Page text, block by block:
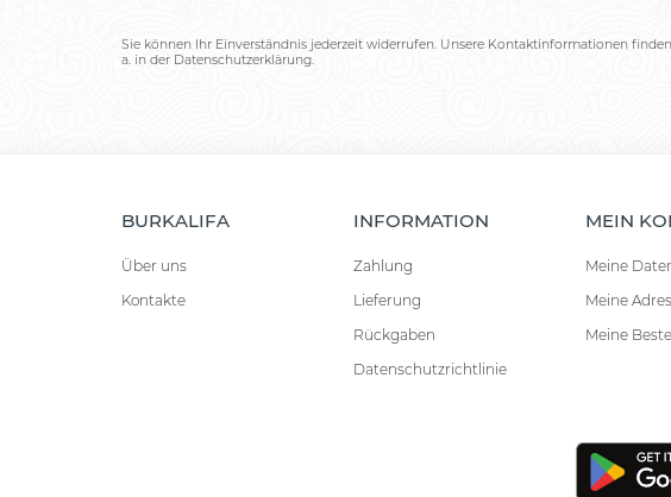
Sie können Ihr Einverständnis jederzeit widerrufen. Unsere Kontaktinformationen
a. in der Datenschutzerklärung.
BURKALIFA
Über uns
Kontakte
INFORMATION
Zahlung
Lieferung
Rückgaben
Datenschutzrichtlinie
MEIN
Meine
Meine
Meine